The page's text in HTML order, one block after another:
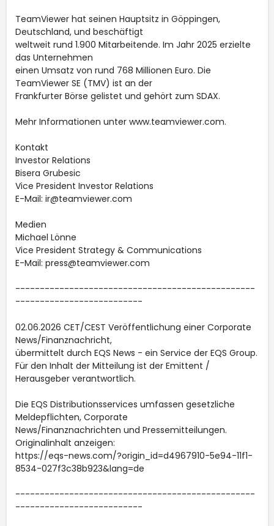
TeamViewer hat seinen Hauptsitz in Göppingen,
Deutschland, und beschäftigt
weltweit rund 1.900 Mitarbeitende. Im Jahr 2025 erzielte
das Unternehmen
einen Umsatz von rund 768 Millionen Euro. Die
TeamViewer SE (TMV) ist an der
Frankfurter Börse gelistet und gehört zum SDAX.
Mehr Informationen unter www.teamviewer.com.
Kontakt
Investor Relations
Bisera Grubesic
Vice President Investor Relations
E-Mail: ir@teamviewer.com
Medien
Michael Lönne
Vice President Strategy & Communications
E-Mail: press@teamviewer.com
-------------------------------------------------
--------------------------
02.06.2026 CET/CEST Veröffentlichung einer Corporate
News/Finanznachricht,
übermittelt durch EQS News - ein Service der EQS Group.
Für den Inhalt der Mitteilung ist der Emittent /
Herausgeber verantwortlich.
Die EQS Distributionsservices umfassen gesetzliche
Meldepflichten, Corporate
News/Finanznachrichten und Pressemitteilungen.
Originalinhalt anzeigen:
https://eqs-news.com/?origin_id=d4967910-5e94-11f1-
8534-027f3c38b923&lang=de
-------------------------------------------------
--------------------------